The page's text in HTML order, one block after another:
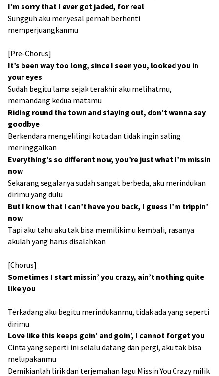
I’m sorry that I ever got jaded, for real
Sungguh aku menyesal pernah berhenti
memperjuangkanmu
[Pre-Chorus]
It’s been way too long, since I seen you, looked you in
your eyes
Sudah begitu lama sejak terakhir aku melihatmu,
memandang kedua matamu
Riding round the town and staying out, don’t wanna say
goodbye
Berkendara mengelilingi kota dan tidak ingin saling
meninggalkan
Everything’s so different now, you’re just what I’m missin
now
Sekarang segalanya sudah sangat berbeda, aku merindukan
dirimu yang dulu
But I know that I can’t have you back, I guess I’m trippin’
now
Tapi aku tahu aku tak bisa memilikimu kembali, rasanya
akulah yang harus disalahkan
[Chorus]
Sometimes I start missin’ you crazy, ain’t nothing quite
like you
Terkadang aku begitu merindukanmu, tidak ada yang seperti
dirimu
Love like this keeps goin’ and goin’, I cannot forget you
Cinta yang seperti ini selalu datang dan pergi, aku tak bisa
melupakanmu
Demikianlah lirik dan terjemahan lagu Missin You Crazy milik